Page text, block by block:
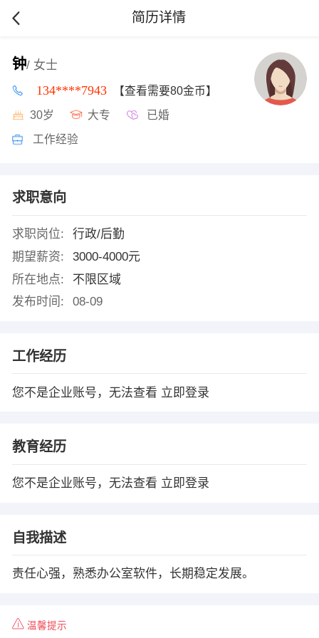
简历详情
钟/ 女士
134****7943 【查看需要80金币】
30岁 大专 已婚
工作经验
求职意向
求职岗位:
行政/后勤
期望薪资:
3000-4000元
所在地点:
不限区域
发布时间:
08-09
工作经历
您不是企业账号，无法查看 立即登录
教育经历
您不是企业账号，无法查看 立即登录
自我描述
责任心强，熟悉办公室软件，长期稳定发展。
温馨提示